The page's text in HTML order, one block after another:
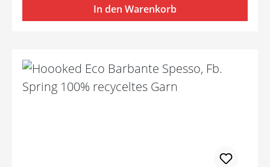
In den Warenkorb